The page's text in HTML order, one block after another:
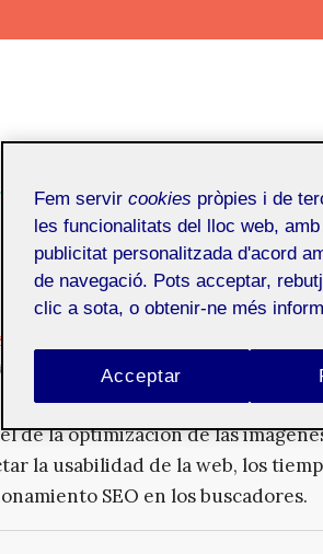
de imágenes para la web
2020
tener optimizados todos los
de la optimización de las
la usabilidad de la web, los
SEO en los buscadores.
Fem servir cookies pròpies i de
les funcionalitats del lloc web,
publicitat personalitzada d'acord
de navegació. Pots acceptar,
clic a sota, o obtenir-ne més
Acceptar